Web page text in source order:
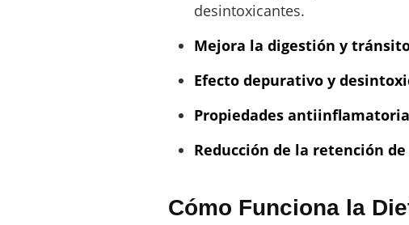
desintoxicantes.
Mejora la digestión y
Efecto depurativo y
Propiedades
Reducción de la retención
Cómo Funciona la